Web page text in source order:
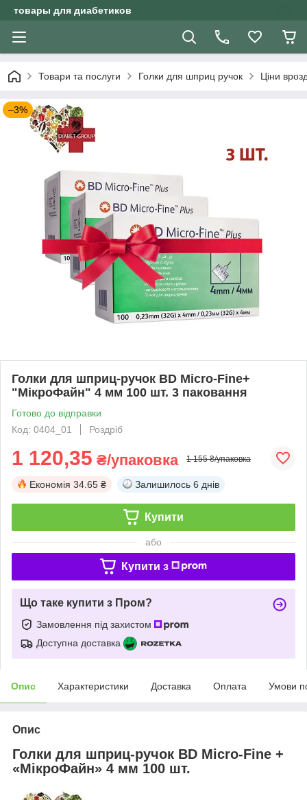
товары для диабетиков
Товари та послуги Голки для шприц ручок Ціни
–3%
Голки для шприц-ручок BD Micro-Fine+
"МікроФайн" 4 мм 100 шт. 3 паковання
Готово до відправки
Код: 0404_01
Роздріб
1 120,35 ₴/упаковка 1 155 ₴/упаковка
Економія 34.65 ₴ Залишилось 6 днів
Купити
або
Купити з
Що таке купити з Пром?
Замовлення під захистом
Доступна доставка
Опис Характеристики Доставка Оплата Умови
Опис
Голки для шприц-ручок BD Micro-Fine +
«МікроФайн» 4 мм 100 шт.